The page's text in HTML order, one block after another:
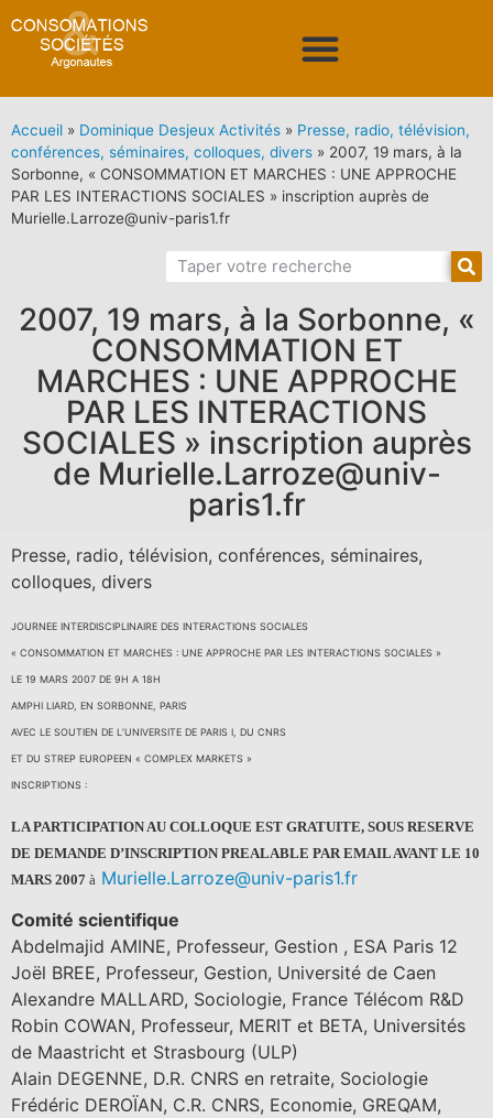
Accueil » Dominique Desjeux Activités » Presse, radio, télévision,
conférences, séminaires, colloques, divers » 2007, 19 mars, à la
Sorbonne, « CONSOMMATION ET MARCHES : UNE APPROCHE
PAR LES INTERACTIONS SOCIALES » inscription auprès de
Murielle.Larroze@univ-paris1.fr
2007, 19 mars, à la Sorbonne, «
CONSOMMATION ET
MARCHES : UNE APPROCHE
PAR LES INTERACTIONS
SOCIALES » inscription auprès
de Murielle.Larroze@univ-
paris1.fr
Presse, radio, télévision, conférences, séminaires,
colloques, divers
JOURNEE INTERDISCIPLINAIRE DES INTERACTIONS SOCIALES
« CONSOMMATION ET MARCHES : UNE APPROCHE PAR LES INTERACTIONS SOCIALES »
LE 19 MARS 2007 DE 9H A 18H
AMPHI LIARD, EN SORBONNE, PARIS
AVEC LE SOUTIEN DE L’UNIVERSITE DE PARIS I, DU CNRS
ET DU STREP EUROPEEN « COMPLEX MARKETS »
INSCRIPTIONS :
LA PARTICIPATION AU COLLOQUE EST GRATUITE, SOUS RESERVE
DE DEMANDE D’INSCRIPTION PREALABLE PAR EMAIL AVANT LE 10
MARS 2007 à Murielle.Larroze@univ-paris1.fr
Comité scientifique
Abdelmajid AMINE, Professeur, Gestion , ESA Paris 12
Joël BREE, Professeur, Gestion, Université de Caen
Alexandre MALLARD, Sociologie, France Télécom R&D
Robin COWAN, Professeur, MERIT et BETA, Universités
de Maastricht et Strasbourg (ULP)
Alain DEGENNE, D.R. CNRS en retraite, Sociologie
Frédéric DEROÏAN, C.R. CNRS, Economie, GREQAM,